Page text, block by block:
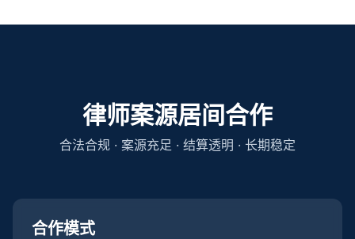
律师案源居间合作
合法合规 · 案源充足 · 结算透明 · 长期稳定
合作模式